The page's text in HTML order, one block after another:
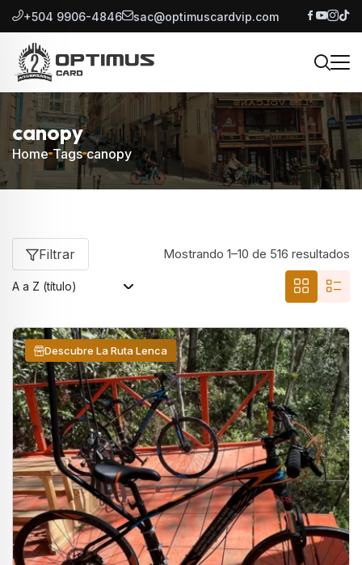
+504 9906-4846 sac@optimuscardvip.com
canopy
Home Tags canopy
Filtrar Mostrando 1–10 de 516 resultados
Descubre La Ruta Lenca